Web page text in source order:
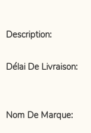
Description:
Délai De Livraison:
Nom De Marque: